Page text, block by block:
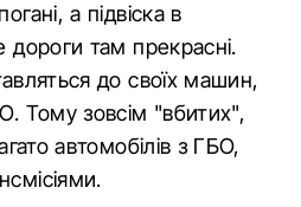
а підвіска в
дороги там прекрасні.
до своїх машин,
Тому зовсім "вбитих",
автомобілів з ГБО,